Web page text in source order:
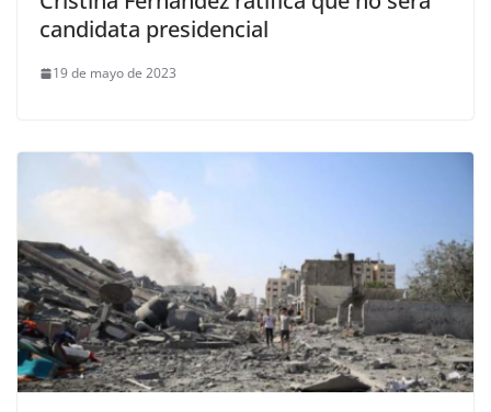
candidata presidencial
19 de mayo de 2023